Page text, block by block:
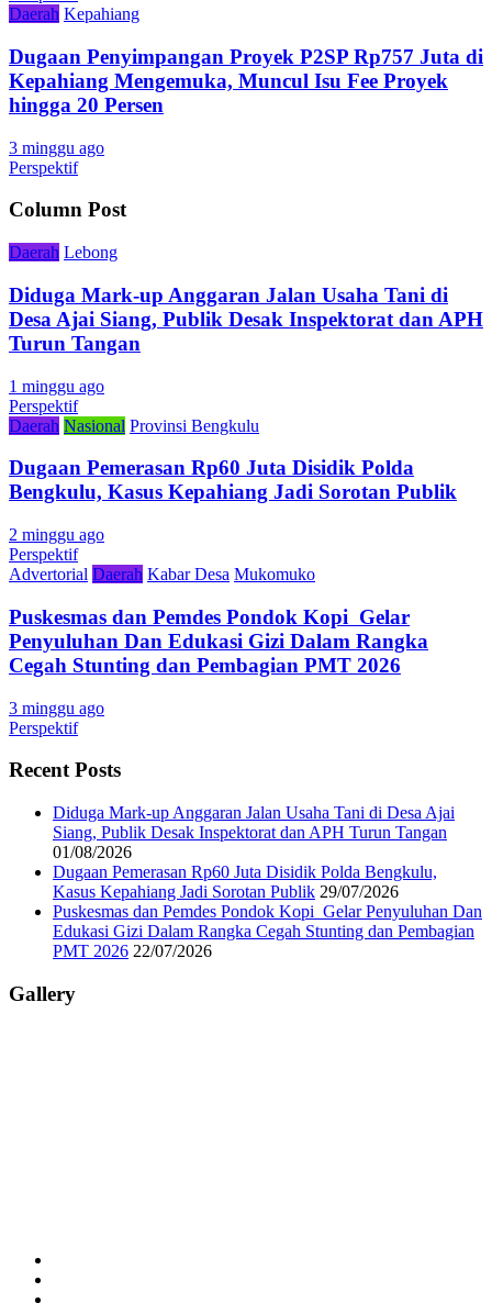
Daerah Kepahiang
Dugaan Penyimpangan Proyek P2SP Rp757 Juta di
Kepahiang Mengemuka, Muncul Isu Fee Proyek
hingga 20 Persen
3 minggu ago
Perspektif
Column Post
Daerah Lebong
Diduga Mark-up Anggaran Jalan Usaha Tani di
Desa Ajai Siang, Publik Desak Inspektorat dan APH
Turun Tangan
1 minggu ago
Perspektif
Daerah Nasional Provinsi Bengkulu
Dugaan Pemerasan Rp60 Juta Disidik Polda
Bengkulu, Kasus Kepahiang Jadi Sorotan Publik
2 minggu ago
Perspektif
Advertorial Daerah Kabar Desa Mukomuko
Puskesmas dan Pemdes Pondok Kopi Gelar
Penyuluhan Dan Edukasi Gizi Dalam Rangka
Cegah Stunting dan Pembagian PMT 2026
3 minggu ago
Perspektif
Recent Posts
Diduga Mark-up Anggaran Jalan Usaha Tani di Desa Ajai
Siang, Publik Desak Inspektorat dan APH Turun Tangan
01/08/2026
Dugaan Pemerasan Rp60 Juta Disidik Polda Bengkulu,
Kasus Kepahiang Jadi Sorotan Publik 29/07/2026
Puskesmas dan Pemdes Pondok Kopi Gelar Penyuluhan Dan
Edukasi Gizi Dalam Rangka Cegah Stunting dan Pembagian
PMT 2026 22/07/2026
Gallery